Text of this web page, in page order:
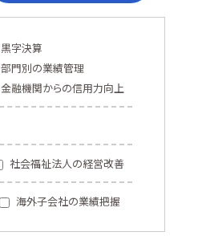
黒字決算
部門別の業績管理
金融機関からの信用力向上
社会福祉法人の経営改善
海外子会社の業績把握